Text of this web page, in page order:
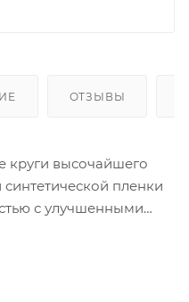
ОТЗЫВЫ
круги высочайшего
пленки
с улучшенными